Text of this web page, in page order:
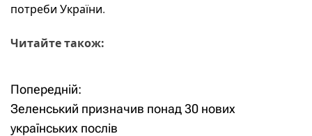
потреби України.
Читайте також:
Н
а
Попередній:
Зеленський призначив понад 30 нових
українських послів